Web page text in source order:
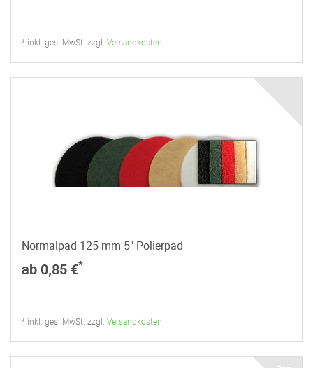
* inkl. ges. MwSt. zzgl. Versandkosten
Normalpad 125 mm 5" Polierpad
ab 0,85 €*
* inkl. ges. MwSt. zzgl. Versandkosten